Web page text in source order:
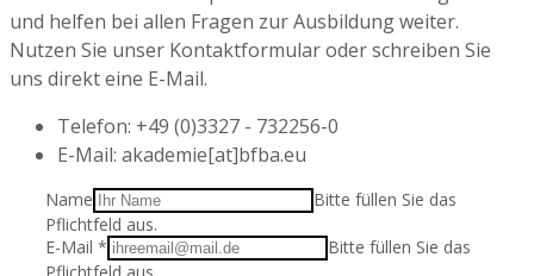
und helfen bei allen Fragen zur Ausbildung weiter.
Nutzen Sie unser Kontaktformular oder schreiben Sie
uns direkt eine E-Mail.
Telefon: +49 (0)3327 - 732256-0
E-Mail: akademie[at]bfba.eu
Name
Bitte füllen Sie das
Pflichtfeld aus.
E-Mail *
Bitte füllen Sie das